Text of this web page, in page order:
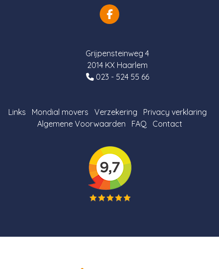
Grijpensteinweg 4
2014 KX Haarlem
023 - 524 55 66
Links Mondial movers Verzekering
Privacy verklaring
Algemene Voorwaarden
FAQ Contact